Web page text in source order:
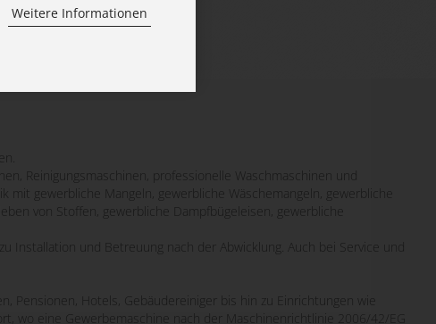
Weitere Informationen
Reinigungsmaschinen, professionelle Waschmaschinen und
gewerbliche Mangeln, gewerbliche Wäschemangeln, gewerbliche
von Stoffen, gewerbliche Dampfbügeleisen, gewerbliche
Installation und Betreuung nach der Abwicklung. Auch bei Service und
Pensionen, Hotels, Gebäudereiniger bis hin zu Einrichtungen wie
wo eine Gewerbemaschine nach der Maschinenrichtlinie 2006/42/EG